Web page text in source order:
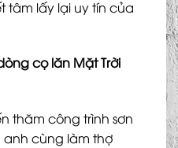
tâm lấy lại uy tín của
cọ lăn Mặt Trời
thăm công trình sơn
cùng làm thợ